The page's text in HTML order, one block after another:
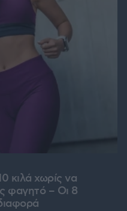
κιλά χωρίς να
φαγητό – Οι 8